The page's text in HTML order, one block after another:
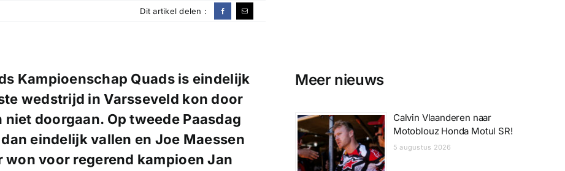
Dit artikel delen :
Kampioenschap Quads is eindelijk
wedstrijd in Varsseveld kon door
doorgaan. Op tweede Paasdag
eindelijk vallen en Joe Maessen
won voor regerend kampioen Jan
Meer nieuws
Calvin Vlaanderen naar
Motoblouz Honda Motul SR!
5 augustus 2026